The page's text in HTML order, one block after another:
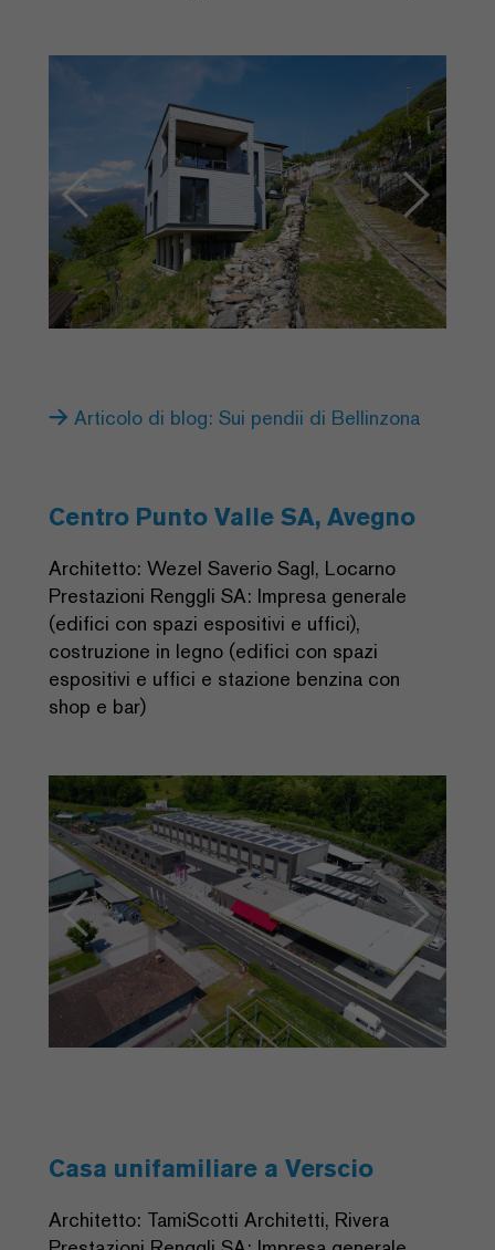
Articolo di blog: Sui pendii di Bellinzona
Centro Punto Valle SA, Avegno
Architetto: Wezel Saverio Sagl, Locarno
Prestazioni Renggli SA: Impresa generale
(edifici con spazi espositivi e uffici),
costruzione in legno (edifici con spazi
espositivi e uffici e stazione benzina con
shop e bar)
Previous Next
Casa unifamiliare a Verscio
Architetto: TamiScotti Architetti, Rivera